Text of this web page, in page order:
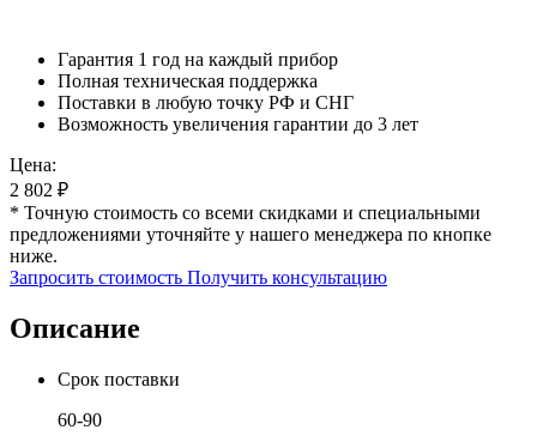
Гарантия 1 год на каждый прибор
Полная техническая поддержка
Поставки в любую точку РФ и СНГ
Возможность увеличения гарантии до 3 лет
Цена:
2 802 ₽
* Точную стоимость со всеми скидками и специальными
предложениями уточняйте у нашего менеджера по кнопке
ниже.
Запросить стоимость Получить консультацию
Описание
Срок поставки
60-90